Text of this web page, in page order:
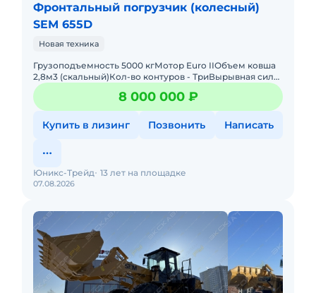
Фронтальный погрузчик (колесный)
SEM 655D
Новая техника
Грузоподъемность 5000 кгМотор Euro IIОбъем ковша
2,8м3 (скальный)Кол-во контуров - ТриВырывная сила
на ковше 168 kNВремя подъема стрелы 9.5 сРулевое
управление
8 000 000 ₽
Купить в лизинг Позвонить Написать
07.08.2026
Юникс-Трейд 13 лет на площадке